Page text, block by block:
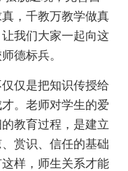
，千教万教学做真
我们大家一起向这
德标兵。
仅是把知识传授给
。老师对学生的爱
教育过程，是建立
赏识、信任的基础
样，师生关系才能